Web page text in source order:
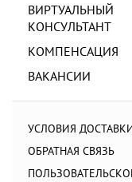
ВИРТУАЛЬНЫЙ
КОНСУЛЬТАНТ
КОМПЕНСАЦИЯ
ВАКАНСИИ
УСЛОВИЯ
ОБРАТНАЯ СВЯЗЬ